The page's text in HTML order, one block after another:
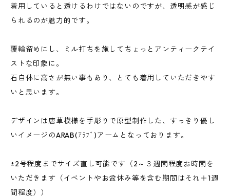
着用していると透けるわけではないのですが、透明感が感じ
られるのが魅力的です。
覆輪留めにし、ミル打ちを施してちょっとアンティークテイ
ストな印象に。
石自体に高さが無い事もあり、とても着用していただきやす
いと思います。
デザインは唐草模様を手彫りで原型制作した、すっきり優し
いイメージのARAB(ｱﾗﾌﾞ)アームとなっております。
±2号程度までサイズ直し可能です（2～３週間程度お時間を
いただきます（イベントやお盆休み等を含む期間はそれ＋1週
間程度））